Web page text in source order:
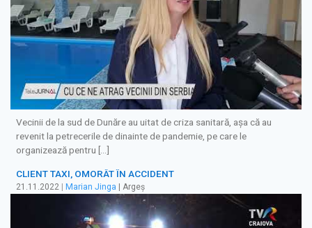
Vecinii de la sud de Dunăre au uitat de criza sanitară, așa că au
revenit la petrecerile de dinainte de pandemie, pe care le
organizează pentru […]
CLIENT TAXI, OMORÂT ÎN ACCIDENT
21.11.2022 Marian Jinga | Argeș